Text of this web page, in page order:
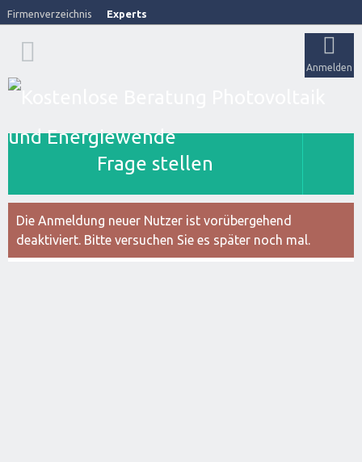
Firmenverzeichnis Experts
Anmelden
Frage stellen
Die Anmeldung neuer Nutzer ist vorübergehend
deaktiviert. Bitte versuchen Sie es später noch mal.